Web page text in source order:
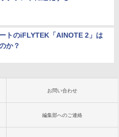
トのiFLYTEK「AINOTE 2」は
か？
お問い合わせ
編集部へのご連絡